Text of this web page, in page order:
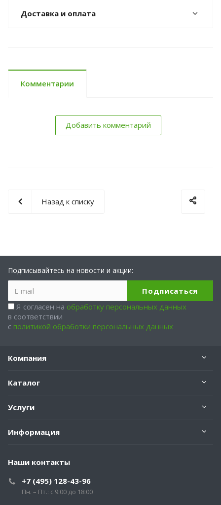
Доставка и оплата
Комментарии
Добавить комментарий
Назад к списку
Подписывайтесь на новости и акции:
Я согласен на обработку персональных данных
в соответствии
с политикой обработки персональных данных
Компания
Каталог
Услуги
Информация
Наши контакты
+7 (495) 128-43-96
Пн. – Пт.: с 9:00 до 18:00